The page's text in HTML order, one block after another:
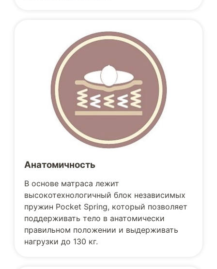
Анатомичность
В основе матраса лежит
высокотехнологичный блок независимых
пружин Pocket Spring, который позволяет
поддерживать тело в анатомически
правильном положении и выдерживать
нагрузки до 130 кг.